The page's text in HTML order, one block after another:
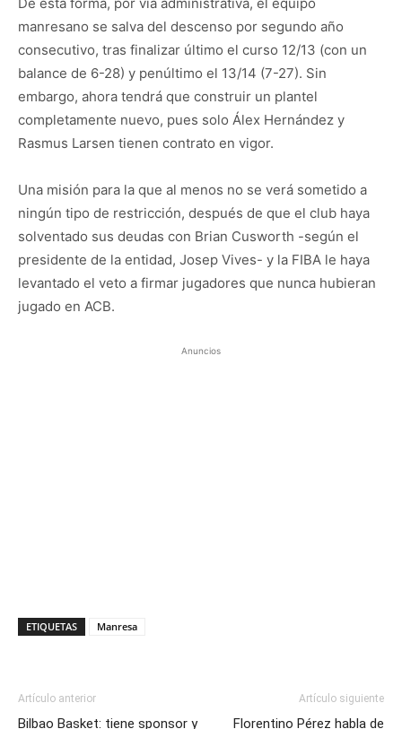
manresano se salva del descenso por segundo año
consecutivo, tras finalizar último el curso 12/13 (con un
balance de 6-28) y penúltimo el 13/14 (7-27). Sin
embargo, ahora tendrá que construir un plantel
completamente nuevo, pues solo Álex Hernández y
Rasmus Larsen tienen contrato en vigor.
Una misión para la que al menos no se verá sometido a
ningún tipo de restricción, después de que el club haya
solventado sus deudas con Brian Cusworth -según el
presidente de la entidad, Josep Vives- y la FIBA le haya
levantado el veto a firmar jugadores que nunca hubieran
jugado en ACB.
Anuncios
ETIQUETAS Manresa
Artículo anterior
Bilbao Basket: tiene sponsor y
Artículo siguiente
Florentino Pérez habla de